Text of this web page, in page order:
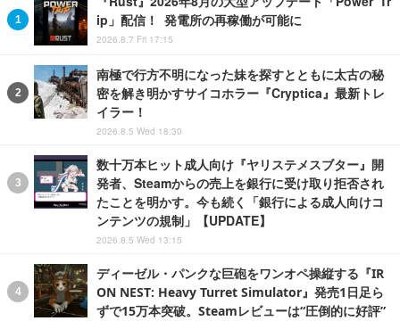
ip」配信！ 発電所の再稼働が可能に
2026.8.7 Fri 17:15
南極で行方不明になった妹を探すとともに太古の秘
密を解き明かすサイコホラー『Cryptica』最新トレ
イラー！
2026.8.5 Wed 18:30
数十万本ヒット成人向け『ヤリステメスブター』開
発者、Steamからの売上を銀行に受け取り拒否され
たことを明かす。今も続く「銀行による成人向けコ
ンテンツの規制」【UPDATE】
2026.8.5 Wed 13:15
ディーゼル・パンクな巨砲をワンオペ操縦する『IR
ON NEST: Heavy Turret Simulator』発売1日足ら
ずで15万本突破。Steamレビューは“圧倒的に好評”